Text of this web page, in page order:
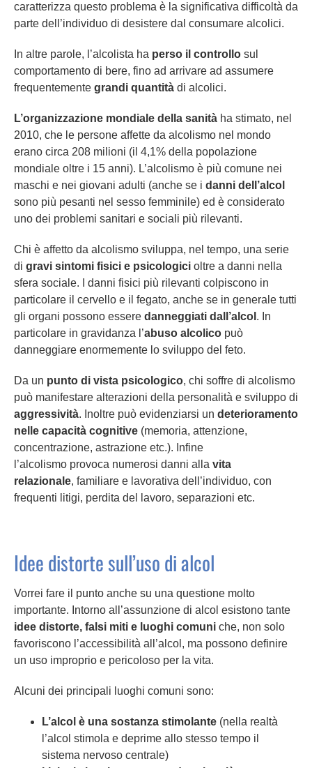
caratterizza questo problema è la significativa difficoltà da
parte dell’individuo di desistere dal consumare alcolici.
In altre parole, l’alcolista ha perso il controllo sul
comportamento di bere, fino ad arrivare ad assumere
frequentemente grandi quantità di alcolici.
L’organizzazione mondiale della sanità ha stimato, nel
2010, che le persone affette da alcolismo nel mondo
erano circa 208 milioni (il 4,1% della popolazione
mondiale oltre i 15 anni). L’alcolismo è più comune nei
maschi e nei giovani adulti (anche se i danni dell’alcol
sono più pesanti nel sesso femminile) ed è considerato
uno dei problemi sanitari e sociali più rilevanti.
Chi è affetto da alcolismo sviluppa, nel tempo, una serie
di gravi sintomi fisici e psicologici oltre a danni nella
sfera sociale. I danni fisici più rilevanti colpiscono in
particolare il cervello e il fegato, anche se in generale tutti
gli organi possono essere danneggiati dall’alcol . In
particolare in gravidanza l’abuso alcolico può
danneggiare enormemente lo sviluppo del feto.
Da un punto di vista psicologico, chi soffre di alcolismo
può manifestare alterazioni della personalità e sviluppo di
aggressività. Inoltre può evidenziarsi un deterioramento
nelle capacità cognitive (memoria, attenzione,
concentrazione, astrazione etc.). Infine
l’alcolismo provoca numerosi danni alla vita
relazionale, familiare e lavorativa dell’individuo, con
frequenti litigi, perdita del lavoro, separazioni etc.
Idee distorte sull’uso di alcol
Vorrei fare il punto anche su una questione molto
importante. Intorno all’assunzione di alcol esistono tante
idee distorte, falsi miti e luoghi comuni che, non solo
favoriscono l’accessibilità all’alcol, ma possono definire
un uso improprio e pericoloso per la vita.
Alcuni dei principali luoghi comuni sono:
L’alcol è una sostanza stimolante (nella realtà
l’alcol stimola e deprime allo stesso tempo il
sistema nervoso centrale)